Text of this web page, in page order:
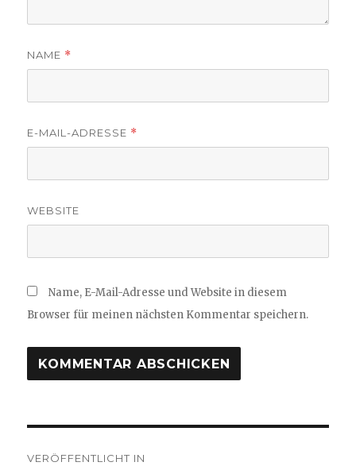
NAME *
E-MAIL-ADRESSE *
WEBSITE
Name, E-Mail-Adresse und Website in diesem
Browser für meinen nächsten Kommentar speichern.
VERÖFFENTLICHT IN